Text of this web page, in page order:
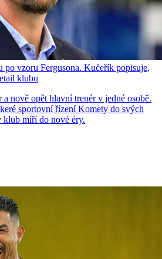
po vzoru Fergusona. Kučeřík popisuje,
klubu
nově opět hlavní trenér v jedné osobě.
sportovní řízení Komety do svých
míří do nové éry.